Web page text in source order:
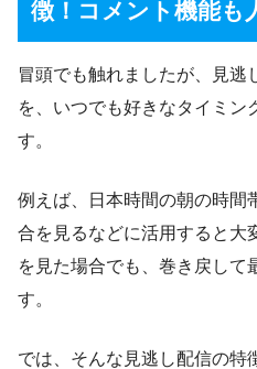
徴！コメント機能も
冒頭でも触れましたが、見逃
を、いつでも好きなタイミン
す。
例えば、日本時間の朝の時間
合を見るなどに活用すると大
を見た場合でも、巻き戻して
す。
では、そんな見逃し配信の特